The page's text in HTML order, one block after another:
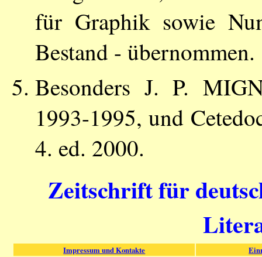
für Graphik sowie
Bestand - übernommen.
Besonders J. P.
1993-1995, und
4. ed. 2000.
Zeitschrift für
Impressum und Kontakte